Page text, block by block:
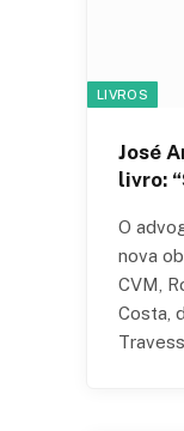
LIVROS
José
livro:
O
nova
CVM,
Costa,